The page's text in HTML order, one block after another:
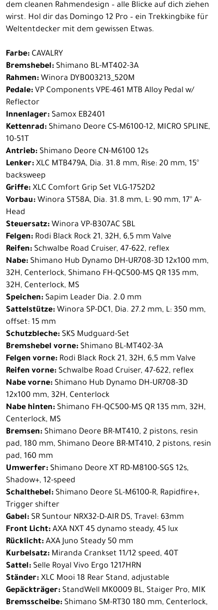
dem cleanen Rahmendesign – alle Blicke auf dich ziehen
wirst. Hol dir das Domingo 12 Pro – ein Trekkingbike für
Weltentdecker mit dem gewissen Etwas.
Farbe: CAVALRY
Bremshebel: Shimano BL-MT402-3A
Rahmen: Winora DYB003213_520M
Pedale: VP Components VPE-461 MTB Alloy Pedal w/
Reflector
Innenlager: Samox EB2401
Kettenrad: Shimano Deore CS-M6100-12, MICRO SPLINE,
10-51T
Antrieb: Shimano Deore CN-M6100 12s
Lenker: XLC MTB479A, Dia. 31.8 mm, Rise: 20 mm, 15°
backsweep
Griffe: XLC Comfort Grip Set VLG-1752D2
Vorbau: Winora ST58A, Dia. 31.8 mm, L: 90 mm, 17° A-
Head
Steuersatz: Winora VP-B307AC SBL
Felgen: Rodi Black Rock 21, 32H, 6,5 mm Valve
Reifen: Schwalbe Road Cruiser, 47-622, reflex
Nabe: Shimano Hub Dynamo DH-UR708-3D 12x100 mm,
32H, Centerlock, Shimano FH-QC500-MS QR 135 mm,
32H, Centerlock, MS
Speichen: Sapim Leader Dia. 2.0 mm
Sattelstütze: Winora SP-DC1, Dia. 27.2 mm, L: 350 mm,
offset: 15 mm
Schutzbleche: SKS Mudguard-Set
Bremshebel vorne: Shimano BL-MT402-3A
Felgen vorne: Rodi Black Rock 21, 32H, 6,5 mm Valve
Reifen vorne: Schwalbe Road Cruiser, 47-622, reflex
Nabe vorne: Shimano Hub Dynamo DH-UR708-3D
12x100 mm, 32H, Centerlock
Nabe hinten: Shimano FH-QC500-MS QR 135 mm, 32H,
Centerlock, MS
Bremsen: Shimano Deore BR-MT410, 2 pistons, resin
pad, 180 mm, Shimano Deore BR-MT410, 2 pistons, resin
pad, 160 mm
Umwerfer: Shimano Deore XT RD-M8100-SGS 12s,
Shadow+, 12-speed
Schalthebel: Shimano Deore SL-M6100-R, Rapidfire+,
Trigger shifter
Gabel: SR Suntour NRX32-D-AIR DS, Travel: 63mm
Front Licht: AXA NXT 45 dynamo steady, 45 lux
Rücklicht: AXA Juno Steady 50 mm
Kurbelsatz: Miranda Crankset 11/12 speed, 40T
Sattel: Selle Royal Vivo Ergo 1217HRN
Ständer: XLC Mooi 18 Rear Stand, adjustable
Gepäckträger: StandWell MK0009 BL, Staiger Pro, MIK
Bremsscheibe: Shimano SM-RT30 180 mm, Centerlock,